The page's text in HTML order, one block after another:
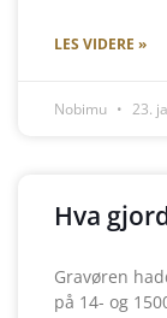
LES VIDERE »
Nobimu 23.
Hva
Gravøren
på 14- og